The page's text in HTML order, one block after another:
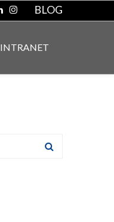
BLOG
INTRANET